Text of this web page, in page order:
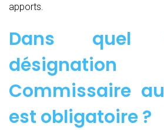
apports.
Dans
Commissaire
est obligatoire ?